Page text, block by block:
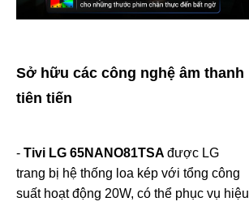
Sở hữu các công nghệ âm thanh
tiên tiến
- Tivi LG 65NANO81TSA được LG
trang bị hệ thống loa kép với tổng công
suất hoạt động 20W, có thể phục vụ hiệu